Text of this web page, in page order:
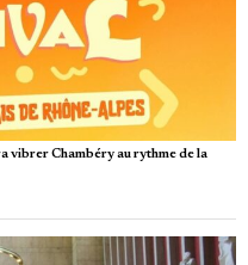
vibrer Chambéry au rythme de la